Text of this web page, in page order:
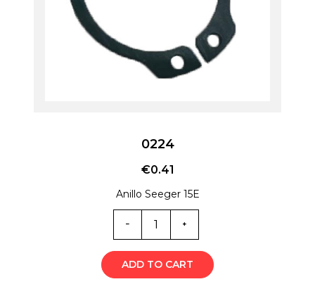
0224
€0.41
Anillo Seeger 15E
Cantidad
de
0224
ADD TO CART